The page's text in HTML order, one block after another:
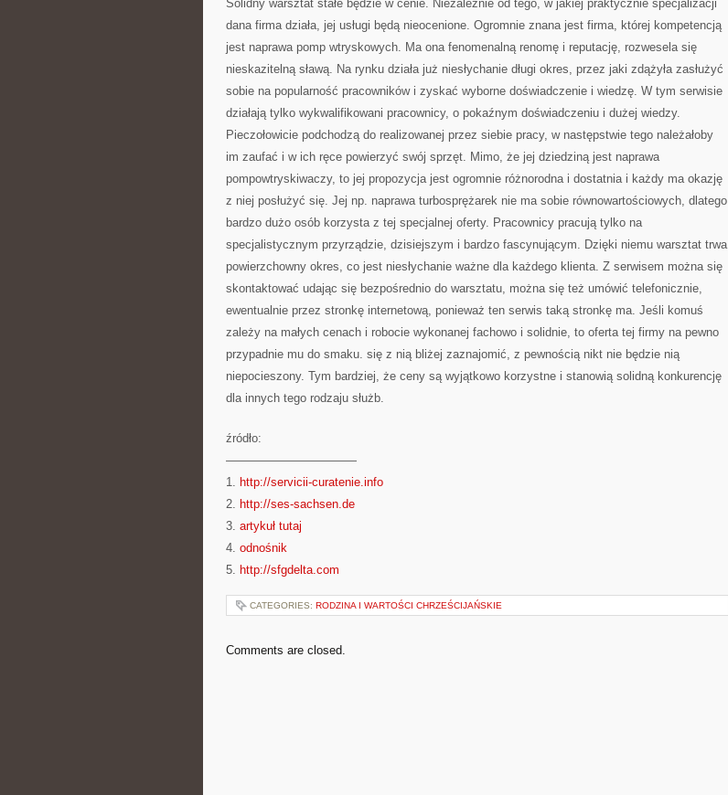
Solidny warsztat stałe będzie w cenie. Niezależnie od tego, w jakiej praktycznie specjalizacji
dana firma działa, jej usługi będą nieocenione. Ogromnie znana jest firma, której kompetencją
jest naprawa pomp wtryskowych. Ma ona fenomenalną renomę i reputację, rozwesela się
nieskazitelną sławą. Na rynku działa już niesłychanie długi okres, przez jaki zdążyła zasłużyć
sobie na popularność pracowników i zyskać wyborne doświadczenie i wiedzę. W tym serwisie
działają tylko wykwalifikowani pracownicy, o pokaźnym doświadczeniu i dużej wiedzy.
Pieczołowicie podchodzą do realizowanej przez siebie pracy, w następstwie tego należałoby
im zaufać i w ich ręce powierzyć swój sprzęt. Mimo, że jej dziedziną jest naprawa
pompowtryskiwaczy, to jej propozycja jest ogromnie różnorodna i dostatnia i każdy ma okazję
z niej posłużyć się. Jej np. naprawa turbosprężarek nie ma sobie równowartościowych, dlatego
bardzo dużo osób korzysta z tej specjalnej oferty. Pracownicy pracują tylko na
specjalistycznym przyrządzie, dzisiejszym i bardzo fascynującym. Dzięki niemu warsztat trwa
powierzchowny okres, co jest niesłychanie ważne dla każdego klienta. Z serwisem można się
skontaktować udając się bezpośrednio do warsztatu, można się też umówić telefonicznie,
ewentualnie przez stronkę internetową, ponieważ ten serwis taką stronkę ma. Jeśli komuś
zależy na małych cenach i robocie wykonanej fachowo i solidnie, to oferta tej firmy na pewno
przypadnie mu do smaku. się z nią bliżej zaznajomić, z pewnością nikt nie będzie nią
niepocieszony. Tym bardziej, że ceny są wyjątkowo korzystne i stanowią solidną konkurencję
dla innych tego rodzaju służb.
źródło:
———————————
1. http://servicii-curatenie.info
2. http://ses-sachsen.de
3. artykuł tutaj
4. odnośnik
5. http://sfgdelta.com
CATEGORIES: RODZINA I WARTOŚCI CHRZEŚCIJAŃSKIE
Comments are closed.